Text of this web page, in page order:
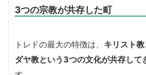
3つの宗教が共存した町
トレドの最大の特徴は、 キリスト
ダヤ教という3つの文化が共存して